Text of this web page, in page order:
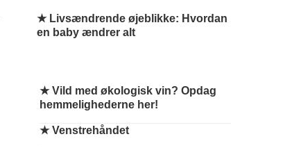
★ Livsændrende øjeblikke: Hvordan
en baby ændrer alt
★Vild med økologisk vin? Opdag
hemmelighederne her!
★Venstrehåndet